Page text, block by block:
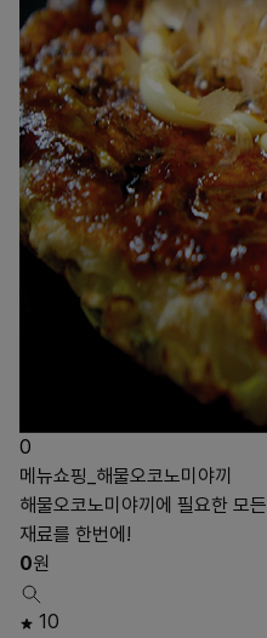
0
메뉴쇼핑_해물오코노미야끼
해물오코노미야끼에 필요한 모든
재료를 한번에!
0원
10